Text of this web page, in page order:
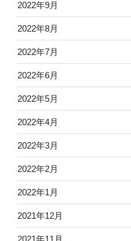
2022年9月
2022年8月
2022年7月
2022年6月
2022年5月
2022年4月
2022年3月
2022年2月
2022年1月
2021年12月
2021年11月